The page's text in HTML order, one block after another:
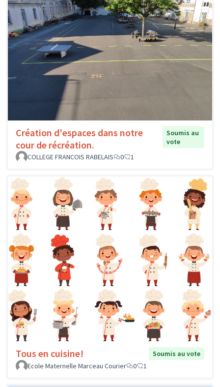
Création d'espaces dans notre
cour de récréation.
Soumis au
vote
COLLEGE FRANCOIS RABELAIS
0 1
Tous en cuisine!
Soumis au vote
Ecole Maternelle Marceau Courier
0 1